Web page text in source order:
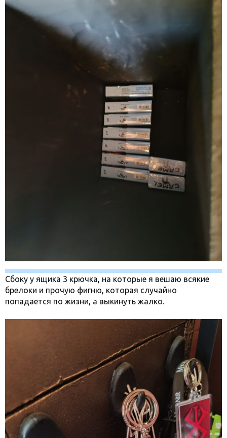
Сбоку у ящика 3 крючка, на которые я вешаю всякие
брелоки и прочую фигню, которая случайно
попадается по жизни, а выкинуть жалко.